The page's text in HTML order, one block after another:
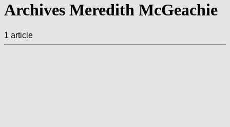
Archives Meredith McGeachie
1 article